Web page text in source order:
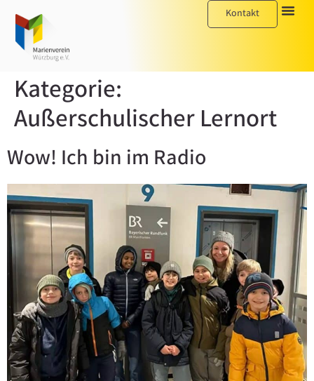
Kontakt
Kategorie:
Außerschulischer Lernort
Wow! Ich bin im Radio